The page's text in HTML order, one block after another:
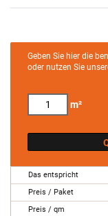
Geben Sie hier die
oder nutzen Sie
m²
Das entspricht
Preis / Paket
Preis / qm